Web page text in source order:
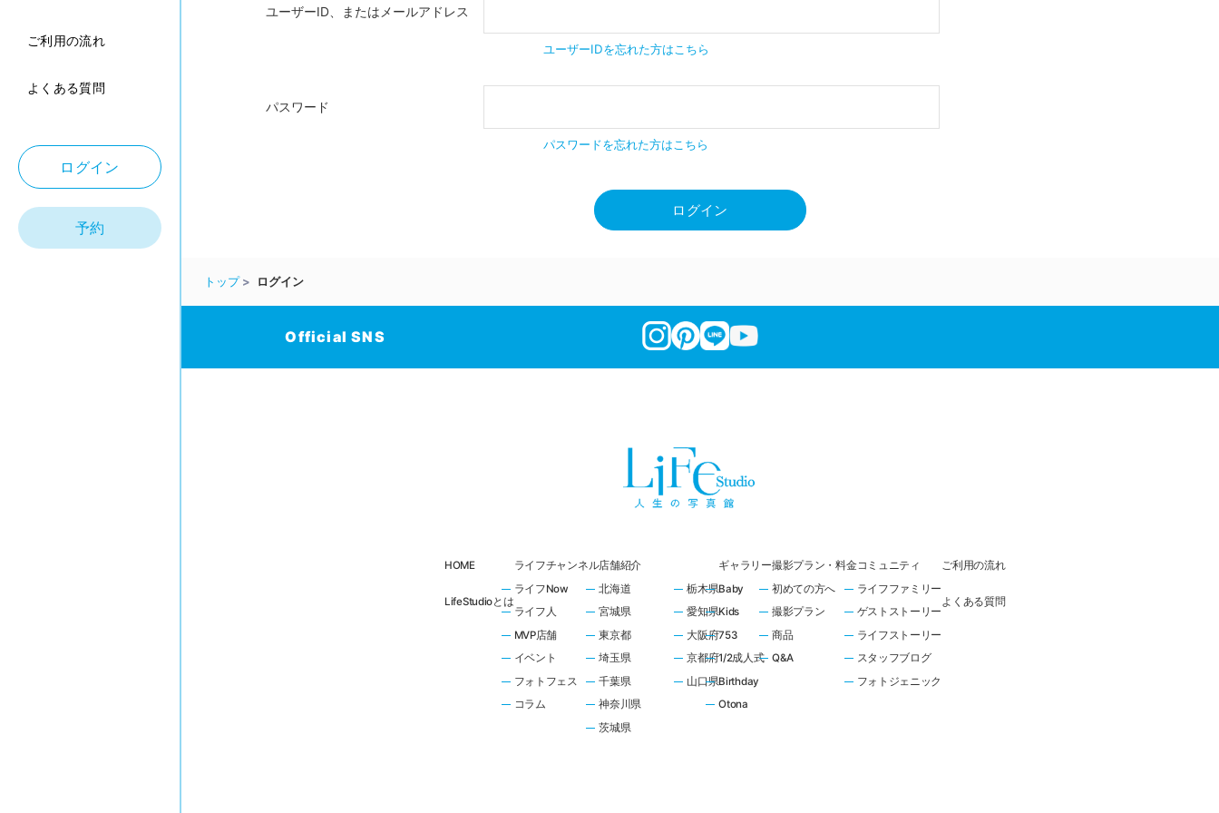
ご利用の流れ
よくある質問
ログイン
予約
ユーザーID、またはメールアドレス
ユーザーIDを忘れた方はこちら
パスワード
パスワードを忘れた方はこちら
ログイン
トップ ログイン
Official SNS
HOME
LifeStudioとは
ライフチャンネル
ライフNow
ライフ人
MVP店舗
イベント
フォトフェス
コラム
店舗紹介
北海道
宮城県
東京都
埼玉県
千葉県
神奈川県
茨城県
栃木県
愛知県
大阪府
京都府
山口県
ギャラリー
Baby
Kids
753
1/2成人式
Birthday
Otona
撮影プラン・料金
初めての方へ
撮影プラン
商品
Q&A
コミュニティ
ライフファミリー
ゲストストーリー
ライフストーリー
スタッフブログ
フォトジェニック
ご利用の流れ
よくある質問